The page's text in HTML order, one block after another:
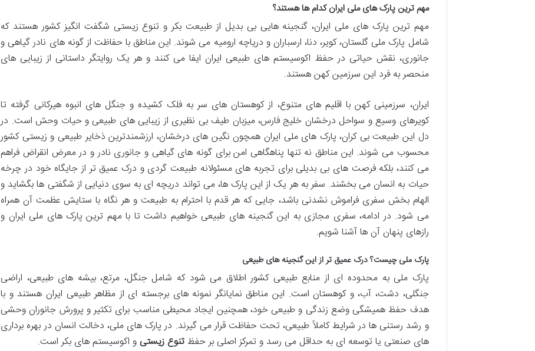
مهم ترین پارک های ملی ایران کدام ها هستند؟
مهم ترین پارک های ملی ایران، گنجینه هایی بی بدیل از طبیعت بکر و تنوع زیستی شگفت انگیز کشور هستند که
شامل پارک ملی گلستان، کویر، دنا، ارسباران و دریاچه ارومیه می شوند. این مناطق با حفاظت از گونه های نادر گیاهی و
جانوری، نقش حیاتی در حفظ اکوسیستم های طبیعی ایران ایفا می کنند و هر یک روایتگر داستانی از زیبایی های
منحصر به فرد این سرزمین کهن هستند.
ایران، سرزمینی کهن با اقلیم های متنوع، از کوهستان های سر به فلک کشیده و جنگل های انبوه هیرکانی گرفته تا
کویرهای وسیع و سواحل درخشان خلیج فارس، میزبان طیف بی نظیری از زیبایی های طبیعی و حیات وحش است. در
دل این طبیعت بی کران، پارک های ملی ایران همچون نگین های درخشان، ارزشمندترین ذخایر طبیعی و زیستی کشور
محسوب می شوند. این مناطق نه تنها پناهگاهی امن برای گونه های گیاهی و جانوری نادر و در معرض انقراض فراهم
می کنند، بلکه فرصت های بی بدیلی برای تجربه های مسئولانه طبیعت گردی و درک عمیق تر از جایگاه خود در چرخه
حیات به انسان می بخشند. سفر به هر یک از این پارک ها، می تواند دریچه ای به سوی دنیایی از شگفتی ها بگشاید و
الهام بخش سفری فراموش نشدنی باشد، جایی که هر قدم با احترام به طبیعت و هر نگاه با ستایش عظمت آن همراه
می شود. در ادامه، سفری مجازی به این گنجینه های طبیعی خواهیم داشت تا با مهم ترین پارک های ملی ایران و
رازهای پنهان آن ها آشنا شویم.
پارک ملی چیست؟ درک عمیق تر از این گنجینه های طبیعی
پارک ملی به محدوده ای از منابع طبیعی کشور اطلاق می شود که شامل جنگل، مرتع، بیشه های طبیعی، اراضی
جنگلی، دشت، آب، و کوهستان است. این مناطق نمایانگر نمونه های برجسته ای از مظاهر طبیعی ایران هستند و با
هدف حفظ همیشگی وضع زندگی و طبیعی خود، همچنین ایجاد محیطی مناسب برای تکثیر و پرورش جانوران وحشی
و رشد رستنی ها در شرایط کاملاً طبیعی، تحت حفاظت قرار می گیرند. در پارک های ملی، دخالت انسان در بهره برداری
های صنعتی یا توسعه ای به حداقل می رسد و تمرکز اصلی بر حفظتنوع زیستیو اکوسیستم های بکر است.